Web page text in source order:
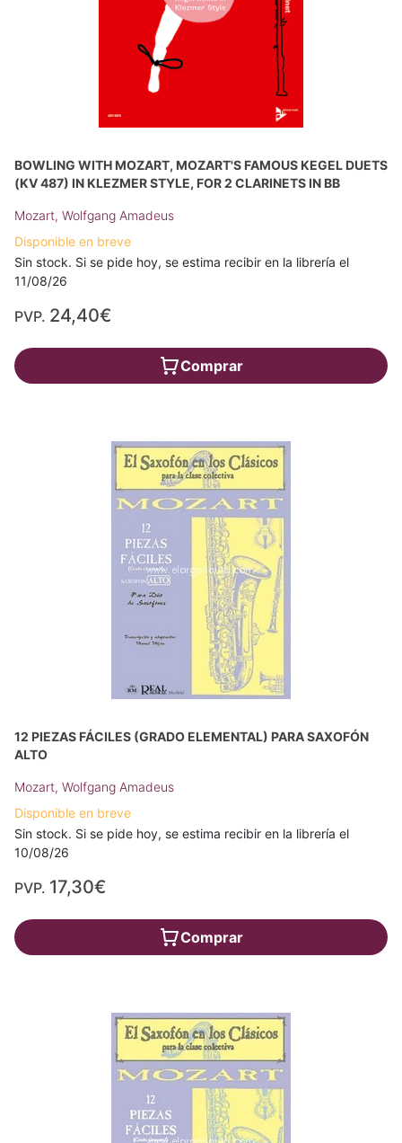
BOWLING WITH MOZART, MOZART'S FAMOUS KEGEL DUETS
(KV 487) IN KLEZMER STYLE, FOR 2 CLARINETS IN BB
Mozart, Wolfgang Amadeus
Disponible en breve
Sin stock. Si se pide hoy, se estima recibir en la librería el
11/08/26
PVP. 24,40€
Comprar
12 PIEZAS FÁCILES (GRADO ELEMENTAL) PARA SAXOFÓN
ALTO
Mozart, Wolfgang Amadeus
Disponible en breve
Sin stock. Si se pide hoy, se estima recibir en la librería el
10/08/26
PVP. 17,30€
Comprar